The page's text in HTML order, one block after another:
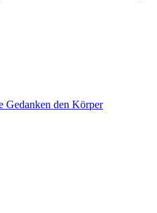
Gedanken den Körper